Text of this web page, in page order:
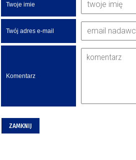
Twoje imie
Twój adres e-mail
Komentarz